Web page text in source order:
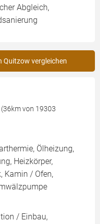
Abgleich,
Quitzow vergleichen
von 19303
Ölheizung,
Heizkörper,
Kamin / Ofen,
/ Einbau,